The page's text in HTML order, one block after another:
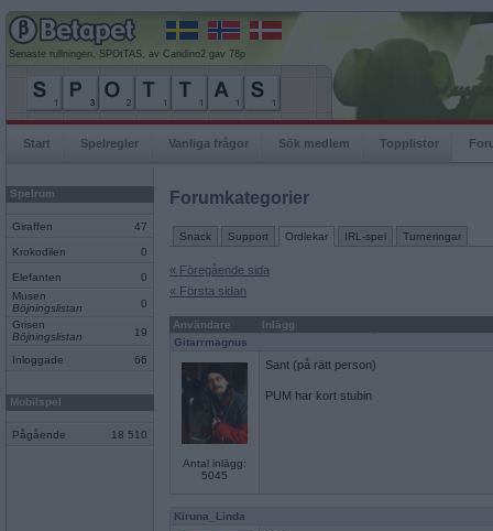
Senaste rullningen, SPOtTAS, av Candino2 gav 78p
Start Spelregler Vanliga frågor Sök medlem Topplistor
Spelrum
Giraffen 47
Krokodilen 0
Elefanten
0
Musen
Böjningslistan
0
Grisen
Böjningslistan
19
Inloggade 66
Mobilspel
Pågående 18 510
Forumkategorier
Snack Support Ordlekar IRL-spel Turneringar
« Föregående sida
« Första sidan
Användare
Inlägg
Gitarrmagnus
Antal inlägg:
5045
Sant (på rätt person)
PUM har kort stubin
Kiruna_Linda